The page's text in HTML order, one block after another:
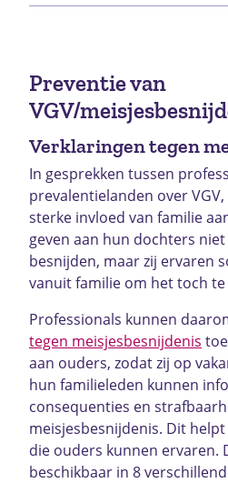
Preventie van
VGV/
Verklaringen tegen
In gesprekken tussen
prevalentielanden over
sterke invloed van familie
geven aan hun dochters
besnijden, maar zij ervaren
vanuit familie om het toch te
Professionals kunnen
tegen meisjesbesnijdenis
aan ouders, zodat zij op
hun familieleden kunnen
consequenties en
meisjesbesnijdenis. Dit
die ouders kunnen ervaren.
beschikbaar in 8